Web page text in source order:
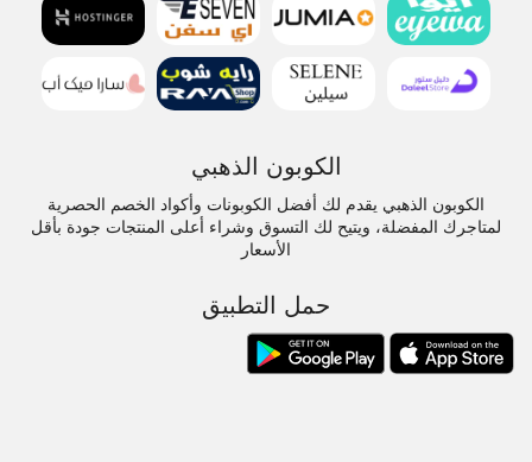
الكوبون الذهبي
الكوبون الذهبي يقدم لك أفضل الكوبونات وأكواد الخصم الحصرية
لمتاجرك المفضلة، ويتيح لك التسوق وشراء أعلى المنتجات جودة بأقل
الأسعار
حمل التطبيق